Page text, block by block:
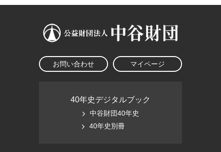
お問い合わせ マイページ
40年史デジタルブック
中谷財団40年史
40年史別冊